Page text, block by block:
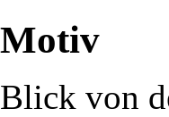
Motiv
Blick von